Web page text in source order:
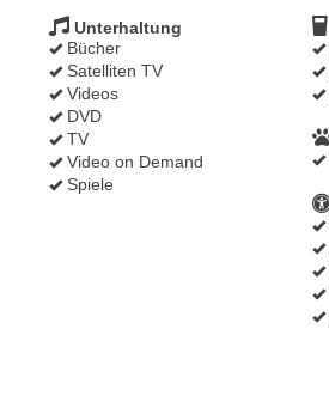
Unterhaltung
Bücher
Satelliten TV
Videos
DVD
TV
Video on Demand
Spiele